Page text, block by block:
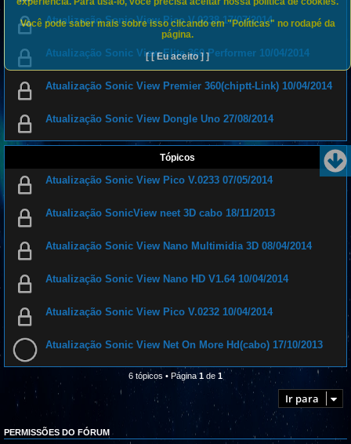
Atualização Sonic View Pico V.0238 17/07/2014
Atualização Sonic View Elite 360 Performer 10/04/2014
Atualização Sonic View Premier 360(chiptt-Link) 10/04/2014
Atualização Sonic View Dongle Uno 27/08/2014
Tópicos
Atualização Sonic View Pico V.0233 07/05/2014
Atualização SonicView neet 3D cabo 18/11/2013
Atualização Sonic View Nano Multimidia 3D 08/04/2014
Atualização Sonic View Nano HD V1.64 10/04/2014
Atualização Sonic View Pico V.0232 10/04/2014
Atualização Sonic View Net On More Hd(cabo) 17/10/2013
6 tópicos • Página1 de 1
Ir para
PERMISSÕES DO FÓRUM
Você pode saber mais sobre isso clicando em "Políticas" no rodapé da
página.
[ [ Eu aceito ] ]